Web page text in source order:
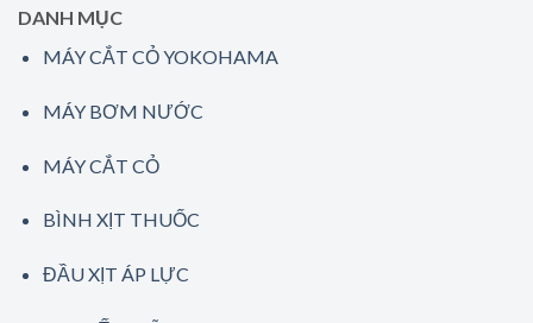
DANH MỤC
MÁY CẮT CỎ YOKOHAMA
MÁY BƠM NƯỚC
MÁY CẮT CỎ
BÌNH XỊT THUỐC
ĐẦU XỊT ÁP LỰC